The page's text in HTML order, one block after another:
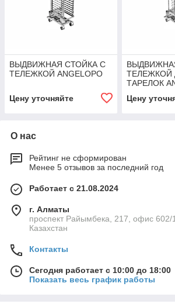
ВЫДВИЖНАЯ СТОЙКА С
ТЕЛЕЖКОЙ ANGELOPO
Цену уточняйте
ТЕЛЕЖКОЙ
ТАРЕЛОК
Цену
О нас
Рейтинг не сформирован
Менее 5 отзывов за последний год
Работает с 21.08.2024
г. Алматы
проспект Райымбека, 217, офис
Казахстан
Контакты
Сегодня работает с 10:00 до 18:00
Показать весь график работы